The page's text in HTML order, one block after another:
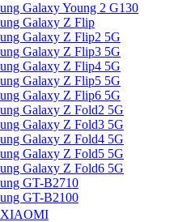
Galaxy Young 2 G130
Galaxy Z Flip
Galaxy Z Flip2 5G
Galaxy Z Flip3 5G
Galaxy Z Flip4 5G
Galaxy Z Flip5 5G
Galaxy Z Flip6 5G
Galaxy Z Fold2 5G
Galaxy Z Fold3 5G
Galaxy Z Fold4 5G
Galaxy Z Fold5 5G
Galaxy Z Fold6 5G
GT-B2710
GT-B2100
XIAOMI